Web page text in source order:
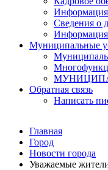
Сведения о
Информация
Муниципальные
Обратная связь
Написать
Главная
Город
Новости города
Уважаемые